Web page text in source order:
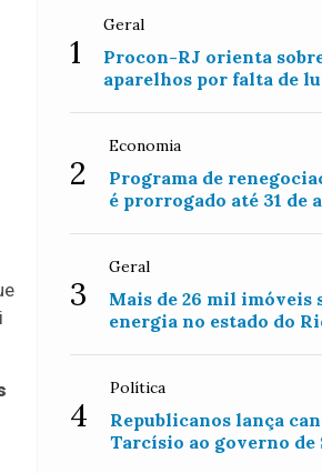
1
Geral
Procon-RJ orienta
aparelhos por falta de
2
Economia
Programa de
é prorrogado até 31 de
3
Geral
Mais de 26 mil imóveis
energia no estado do
4
Política
Republicanos lança
Tarcísio ao governo de